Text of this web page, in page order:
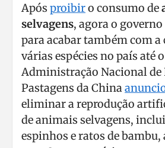
Após proibiro consumo de
selvagens, agora o
para acabar também com a
várias espécies no país até
Administração Nacional de
Pastagens da China
eliminar a reprodução
de animais selvagens,
espinhos e ratos de bambu,